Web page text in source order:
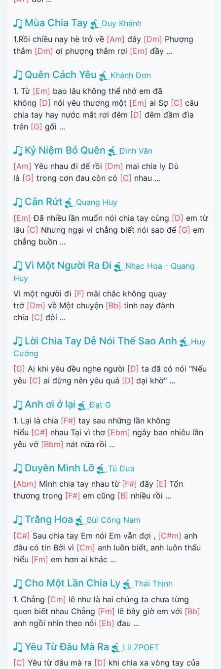
Mùa Chia Tay
Duy Khánh
1.Rồi chiều nay hè trở về [Am] đây [Dm] Phượng
thắm [Dm] ơi phượng thắm rơi [Em] đầy ...
Quên Cách Yêu
Khánh Đơn
1. Từ [Em] bao lâu không thể nhớ em đã
không [D] nói yêu thương một [Em] ai Sợ [C] câu
chia tay hay nước mắt rơi đêm [D] đêm đầm đìa
trên [G] gối ...
Kỷ Niệm Bỏ Quên
Đình Văn
[Am] Yêu nhau đi để rồi [Dm] mai chia ly Dù
là [G] trong cơn đau còn có [C] nhau ...
Cắn Rứt
Quang Huy
[Em] Đã nhiều lần muốn nói chia tay cùng [D] em từ
lâu [C] Nhưng ngại vì chẳng biết nói sao để [G] em
chẳng buồn ...
Vì Một Người Ra Đi
Nhạc Hoa - Quang
Huy
Vì một người đi [F] mãi chắc không quay
trở [Dm] về Một chuyện [Bb] tình nay đành
chia [C] đôi ...
Lời Chia Tay Dễ Nói Thế Sao Anh
Huy
Cường
[G] Ai khi yêu đều nghe người [D] ta đã có nói "Nếu
yêu [C] ai đừng nên yêu quá [D] dại khờ" ...
Anh ơi ở lại
Đạt G
1. Lại là chia [F#] tay sau những lần không
hiểu [C#] nhau Tại vì thơ [Ebm] ngây bao nhiêu lần
yêu vỡ [Bbm] nát nữa rồi ...
Duyên Mình Lỡ
Tú Dưa
[Abm] Mình chia tay nhau từ [F#] đây [E] Tổn
thương trong [F#] em cũng [B] nhiều rồi ...
Trăng Hoa
Bùi Công Nam
[C#] Sau chia tay Em nói Em vẫn đợi , [C#m] anh
đâu có tin Bởi vì [Cm] anh luôn biết, anh luôn thấu
hiểu [Fm] em hơn ai khác ...
Cho Một Lần Chia Ly
Thái Thịnh
1. Chẳng [Cm] lẽ như là hai chúng ta chưa từng
quen biết nhau Chẳng [Fm] lẽ bây giờ em với [Bb]
anh ngồi nhìn theo nỗi [Eb] đau ...
Yêu Từ Đâu Mà Ra
Lil ZPOET
[C] Yêu từ đâu mà ra [D] khi chia xa vòng tay của